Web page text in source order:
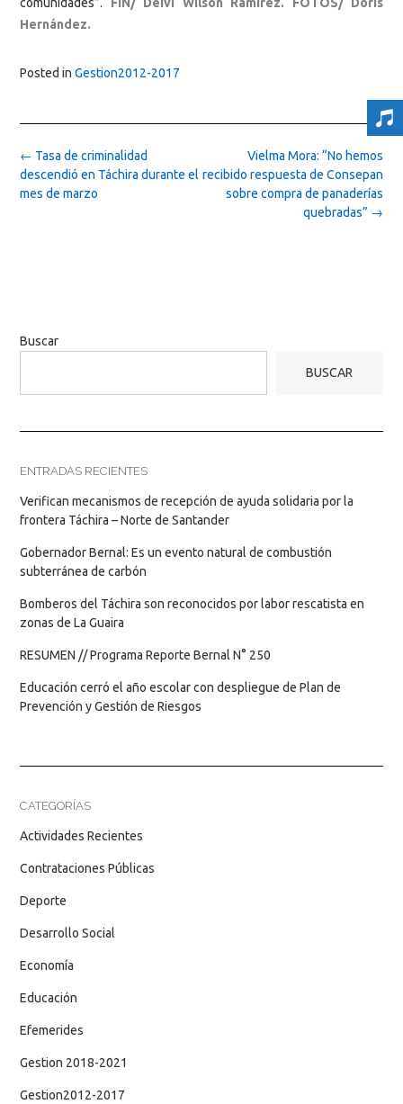
Hernández.
Posted in Gestion2012-2017
Post
navigation
Vielma Mora: “No hemos
recibido respuesta de Consepan
sobre compra de panaderías
quebradas” →
← Tasa de criminalidad
descendió en Táchira durante el
mes de marzo
Buscar
BUSCAR
ENTRADAS RECIENTES
Verifican mecanismos de recepción de ayuda solidaria por la
frontera Táchira – Norte de Santander
Gobernador Bernal: Es un evento natural de combustión
subterránea de carbón
Bomberos del Táchira son reconocidos por labor rescatista en
zonas de La Guaira
RESUMEN // Programa Reporte Bernal N° 250
Educación cerró el año escolar con despliegue de Plan de
Prevención y Gestión de Riesgos
CATEGORÍAS
Actividades Recientes
Contrataciones Públicas
Deporte
Desarrollo Social
Economía
Educación
Efemerides
Gestion 2018-2021
Gestion2012-2017